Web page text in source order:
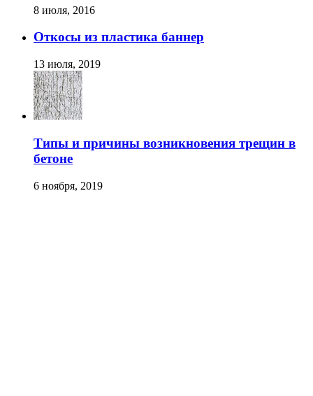
8 июля, 2016
Откосы из пластика баннер
13 июля, 2019
Типы и причины возникновения трещин в
бетоне
6 ноября, 2019